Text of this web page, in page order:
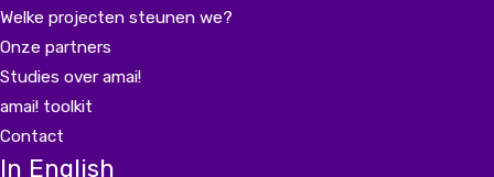
Welke projecten steunen we?
Onze partners
Studies over amai!
amai! toolkit
Contact
In English